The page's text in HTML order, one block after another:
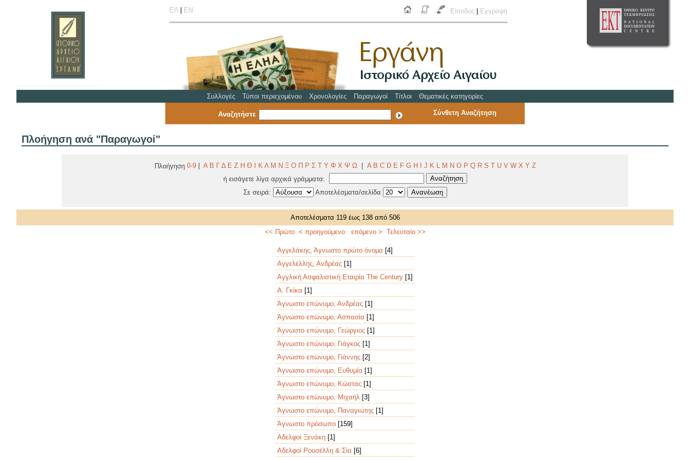
ΕΛ| ΕΝ Είσοδος Εγγραφή
Συλλογές Τύποι περιεχομένου Χρονολογίες Παραγωγοί Τίτλοι Θεματικές κατηγορίες
Αναζητήστε Σύνθετη Αναζήτηση
Πλοήγηση ανά "Παραγωγοί"
Πλοήγηση 0-9| Α Β Γ Δ Ε Ζ Η Θ Κ Λ Μ Ν Ξ Ο Π Ρ Σ Τ Υ Φ Χ Ψ Ω| A B C D E F G H J K L M N O P Q R S T U V W X Y Z
ή εισάγετε λίγα αρχικά γράμματα:
Σε σειρά:
Αποτελέσματα/σελίδα
Αποτελέσματα 119 έως 138 από 506
<< Πρώτο < προηγούμενο επόμενο > Τελευταίο >>
Αγγελάκης, Άγνωστο πρώτο όνομα [4]
Αγγελέλλης, Ανδρέας [1]
Αγγλική Ασφαλιστική Εταιρία The Century [1]
Α. Γκίκα [1]
Άγνωστο επώνυμο, Ανδρέας [1]
Άγνωστο επώνυμο, Ασπασία [1]
Άγνωστο επώνυμο, Γεώργιος [1]
Άγνωστο επώνυμο, Γιάγκος [1]
Άγνωστο επώνυμο, Γιάννης [2]
Άγνωστο επώνυμο, Ευθυμία [1]
Άγνωστο επώνυμο, Κώστας [1]
Άγνωστο επώνυμο, Μιχαήλ [3]
Άγνωστο επώνυμο, Παναγιώτης [1]
Άγνωστο πρόσωπο [159]
Αδελφοί Ξενάκη [1]
Αδελφοί Ρουσέλλη & Σία [6]